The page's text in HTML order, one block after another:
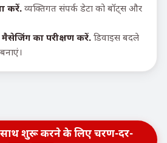
करें. व्यक्तिगत संपर्क डेटा को बॉट्स और
का परीक्षण करें. डिवाइस बदले
साथ शुरू करने के लिए चरण-दर-